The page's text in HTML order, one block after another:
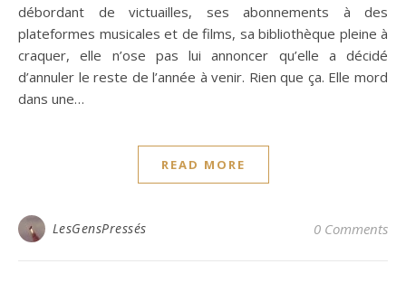
débordant de victuailles, ses abonnements à des
plateformes musicales et de films, sa bibliothèque pleine à
craquer, elle n’ose pas lui annoncer qu’elle a décidé
d’annuler le reste de l’année à venir. Rien que ça. Elle mord
dans une…
READ MORE
LesGensPressés 0 Comments